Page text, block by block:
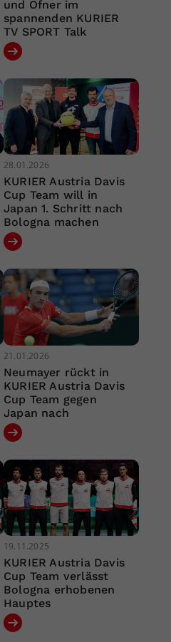
und Ofner im
spannenden KURIER
TV SPORT Talk
28.01.2026
KURIER Austria Davis
Cup Team will in
Japan 1. Schritt nach
Bologna machen
21.01.2026
Neumayer rückt in
KURIER Austria Davis
Cup Team gegen
Japan nach
19.11.2025
KURIER Austria Davis
Cup Team verlässt
Bologna erhobenen
Hauptes